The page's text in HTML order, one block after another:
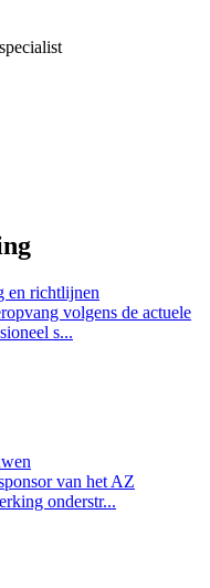
en richtlijnen
volgens de actuele
s...
van het AZ
onderstr...